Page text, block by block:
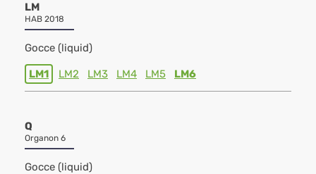
LM
HAB 2018
Gocce (liquid)
LM1 LM2 LM3 LM4 LM5 LM6
Q
Organon 6
Gocce (liquid)